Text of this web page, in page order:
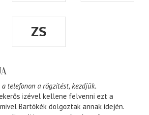
ZS
telefonon a rögzítést, kezdjük.
izével kellene felvenni ezt a
Bartókék dolgoztak annak idején.